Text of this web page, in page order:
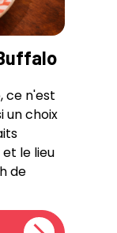
ce n'est
un choix
le lieu
de